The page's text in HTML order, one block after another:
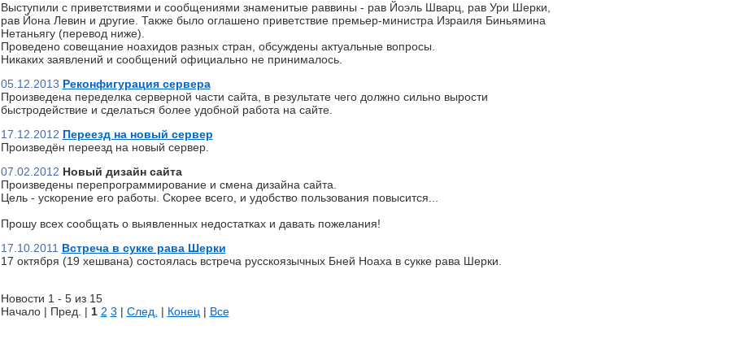
Выступили с приветствиями и сообщениями знаменитые раввины - рав Йоэль Шварц, рав Ури Шерки,
рав Йона Левин и другие. Также было оглашено приветствие премьер-министра Израиля Биньямина
Нетаньягу (перевод ниже).
Проведено совещание ноахидов разных стран, обсуждены актуальные вопросы.
Никаких заявлений и сообщений официально не принималось.
05.12.2013 Реконфигурация сервера
Произведена переделка серверной части сайта, в результате чего должно сильно вырости
быстродействие и сделаться более удобной работа на сайте.
17.12.2012 Переезд на новый сервер
Произведён переезд на новый сервер.
07.02.2012 Новый дизайн сайта
Произведены перепрограммирование и смена дизайна сайта.
Цель - ускорение его работы. Скорее всего, и удобство пользования повысится...
Прошу всех сообщать о выявленных недостатках и давать пожелания!
17.10.2011 Встреча в сукке рава Шерки
17 октября (19 хешвана) состоялась встреча русскоязычных Бней Ноаха в сукке рава Шерки.
Новости 1 - 5 из 15
Начало | Пред. | 1 2 3 | След. | Конец | Все